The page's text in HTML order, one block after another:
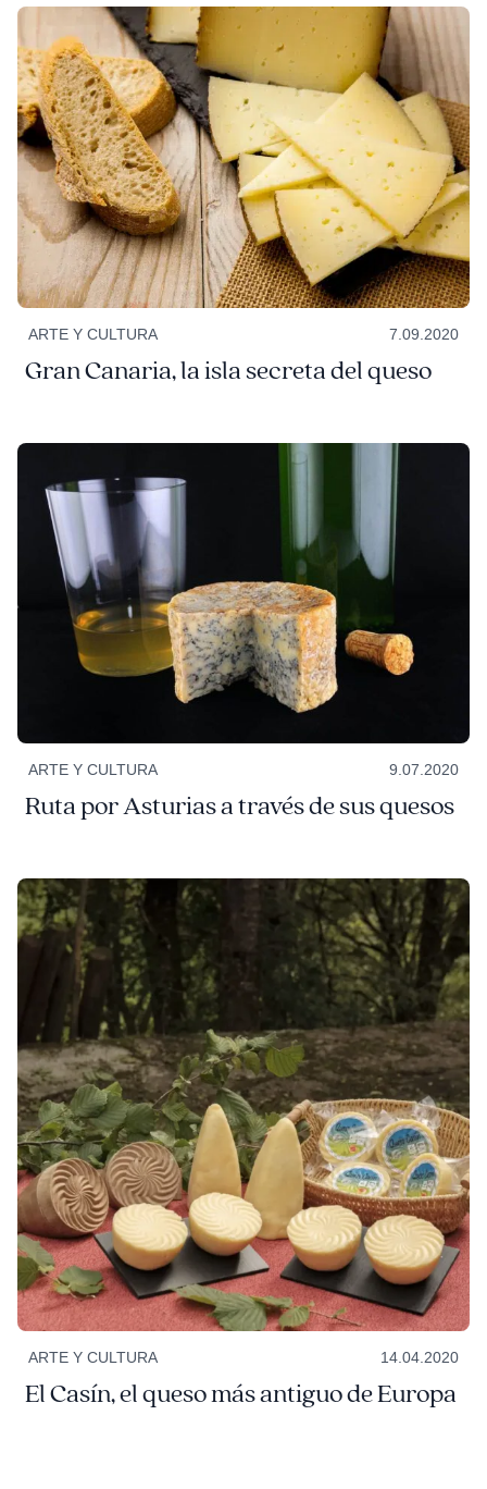
ARTE Y CULTURA 7.09.2020
Gran Canaria, la isla secreta del queso
ARTE Y CULTURA 9.07.2020
Ruta por Asturias a través de sus quesos
ARTE Y CULTURA 14.04.2020
El Casín, el queso más antiguo de Europa